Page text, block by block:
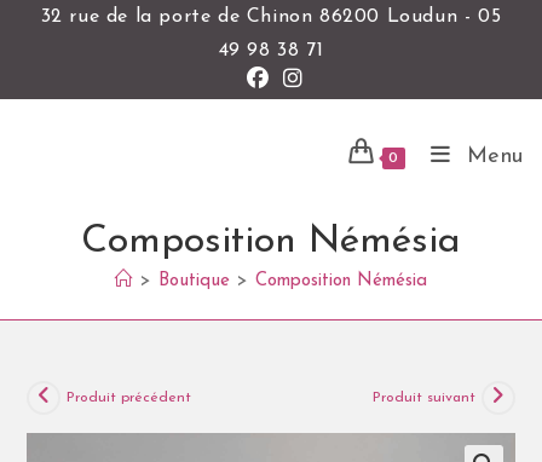
32 rue de la porte de Chinon 86200 Loudun - 05
49 98 38 71
0 Menu
Composition Némésia
> Boutique > Composition Némésia
Produit précédent Produit suivant